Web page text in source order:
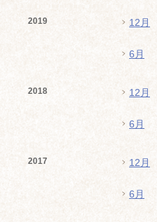
2019 12月
6月
2018 12月
6月
2017 12月
6月